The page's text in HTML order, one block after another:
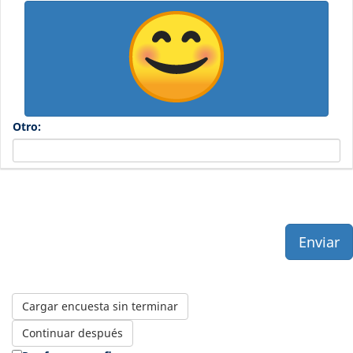
Otro:
Enviar
Cargar encuesta sin terminar
Continuar después